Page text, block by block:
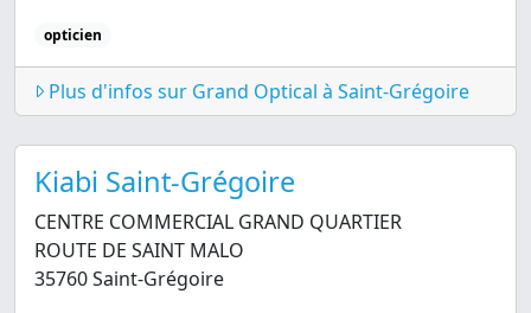
opticien
Plus d'infos sur Grand Optical à Saint-Grégoire
Kiabi Saint-Grégoire
CENTRE COMMERCIAL GRAND QUARTIER
ROUTE DE SAINT MALO
35760 Saint-Grégoire